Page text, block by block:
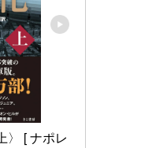
〉 [ ナポレ